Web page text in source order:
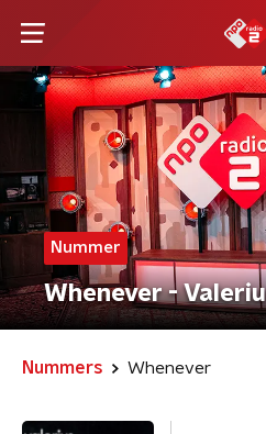
Nummer
Whenever -
Nummers Whenever